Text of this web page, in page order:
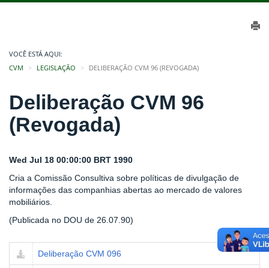
VOCÊ ESTÁ AQUI:
CVM
LEGISLAÇÃO DELIBERAÇÃO CVM 96 (REVOGADA)
Deliberação CVM 96
(Revogada)
Wed Jul 18 00:00:00 BRT 1990
Cria a Comissão Consultiva sobre políticas de divulgação de
informações das companhias abertas ao mercado de valores
mobiliários.
(Publicada no DOU de 26.07.90)
Deliberação CVM 096